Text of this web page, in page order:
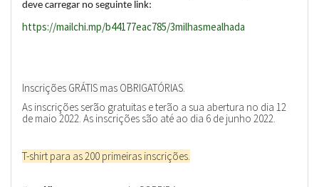
deve carregar no seguinte link:
https://mailchi.mp/b44177eac785/3milhasmealhada
Inscrições GRÁTIS mas OBRIGATÓRIAS.
As inscrições serão gratuitas e terão a sua abertura no dia 12
de maio 2022. As inscrições são até ao dia 6 de junho 2022.
T-shirt para as 200 primeiras inscrições.